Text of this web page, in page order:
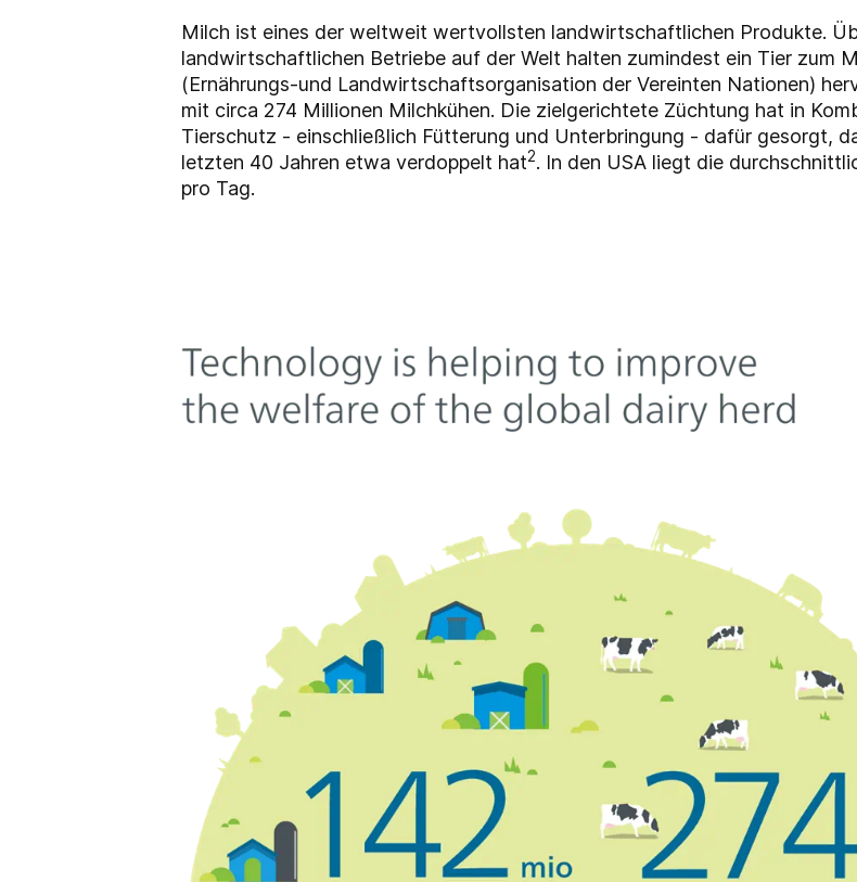
Milch ist eines der weltweit wertvollsten landwirtschaftlichen Produkte.
landwirtschaftlichen Betriebe auf der Welt halten zumindest ein Tier zum
(Ernährungs-und Landwirtschaftsorganisation der Vereinten Nationen)
mit circa 274 Millionen Milchkühen. Die zielgerichtete Züchtung hat in
Tierschutz - einschließlich Fütterung und Unterbringung - dafür gesorgt,
letzten 40 Jahren etwa verdoppelt hat2. In den USA liegt die
pro Tag.